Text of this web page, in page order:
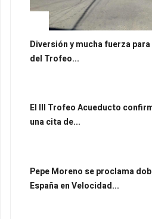
Diversión y mucha fuerza
del Trofeo...
El III Trofeo Acueducto
una cita de...
Pepe Moreno se proclama
España en Velocidad...